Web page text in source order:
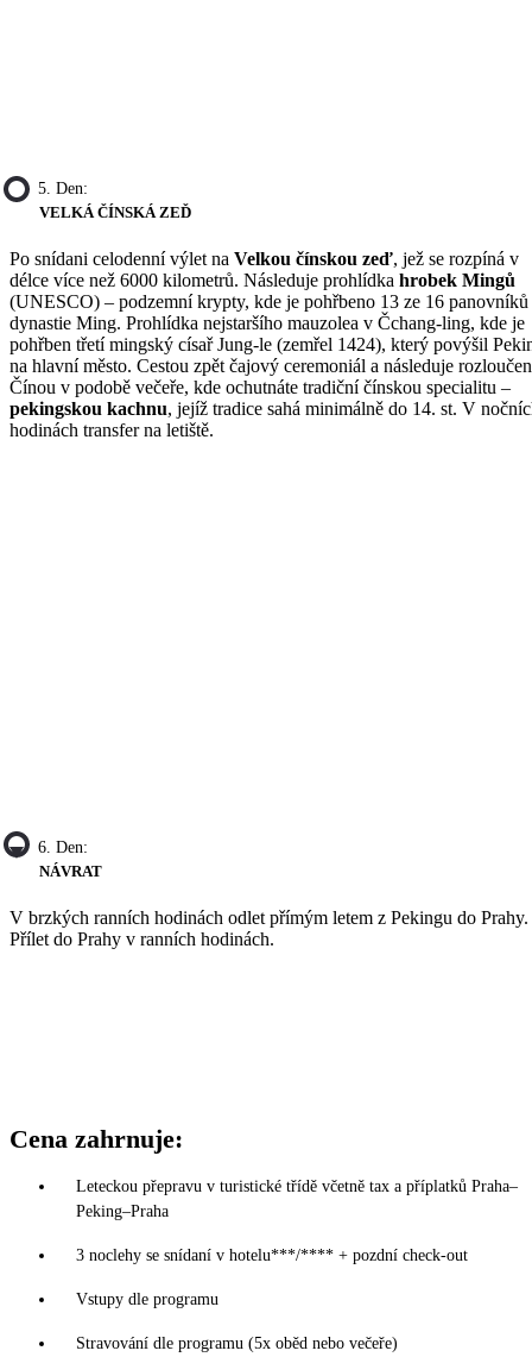
5. Den:
VELKÁ ČÍNSKÁ ZEĎ
Po snídani celodenní výlet na Velkou čínskou zeď, jež se rozpíná v
délce více než 6000 kilometrů. Následuje prohlídka hrobek Mingů
(UNESCO) – podzemní krypty, kde je pohřbeno 13 ze 16 panovníků
dynastie Ming. Prohlídka nejstaršího mauzolea v Čchang-ling, kde je
pohřben třetí mingský císař Jung-le (zemřel 1424), který povýšil
na hlavní město. Cestou zpět čajový ceremoniál a následuje
Čínou v podobě večeře, kde ochutnáte tradiční čínskou specialitu –
pekingskou kachnu, jejíž tradice sahá minimálně do 14. st. V
hodinách transfer na letiště.
6. Den:
NÁVRAT
V brzkých ranních hodinách odlet přímým letem z Pekingu do Prahy.
Přílet do Prahy v ranních hodinách.
Cena zahrnuje:
Leteckou přepravu v turistické třídě včetně tax a příplatků Praha–
Peking–Praha
3 noclehy se snídaní v hotelu***/**** + pozdní check-out
Vstupy dle programu
Stravování dle programu (5x oběd nebo večeře)